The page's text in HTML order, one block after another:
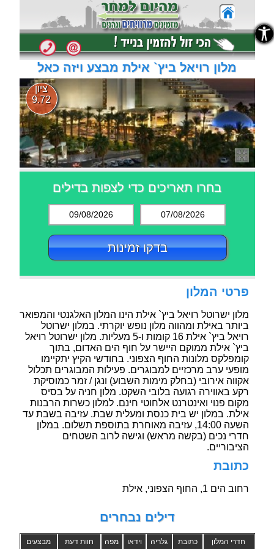
מלון רויאל ביץ` אילת מבצע ויזה כאל
ציון
9.72
בחרו תאריכים כדי לצפות בדילים
09/08/2026 07/08/2026
בדקו זמינות
פרטי המלון
מלון ישרוטל רויאל ביץ` אילת הינו המלון האלגנטי והמפואר
ביותר באילת ומהווה מלון נופש יוקרתי. במלון ישרוטל
רויאל ביץ` אילת 16 קומות ו-5 מעליות. מלון ישרוטל רויאל
ביץ` אילת ממוקם היישר על חוף הים האדום, בתוך
קומפלקס מלונות החוף הצפוני. בחודשי הקיץ יתקיימו
מופעי ערב מרכזיים למבוגרים. פעילות המבוגרים תכלול
אקווה אירובי (בחלק מימות השבוע) ונגן / זמר כמוסיקת
רקע באווירה רגועה בלובי השקט. מלון חניה על בסיס
מקום פנוי ואינטרנט אלחוטי חינם. למלון כשרות הרבנות
אילת. במלון יש בית כנסת ומעלית שבת. עזיבה בשבת עד
השעה 14:00, עזיבה מאוחרת בתוספת תשלום. במלון
חדרי נכים (בקשה מראש) וגישה לרוב השטחים
הציבוריים.
כתובת
רחוב הים 1, החוף הצפוני, אילת
דילים נבחרים
מבצעים חוות דעת מפה וידאו גלריה כתובת חדרי המלון
נגישות
נגישות